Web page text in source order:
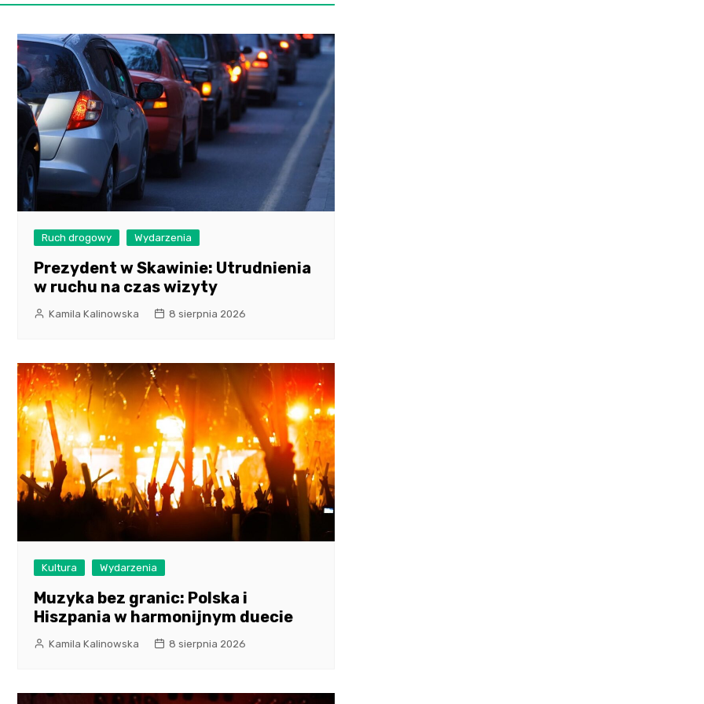
Ruch drogowy Wydarzenia
Prezydent w Skawinie: Utrudnienia
w ruchu na czas wizyty
Kamila Kalinowska 8 sierpnia 2026
Kultura Wydarzenia
Muzyka bez granic: Polska i
Hiszpania w harmonijnym duecie
Kamila Kalinowska 8 sierpnia 2026